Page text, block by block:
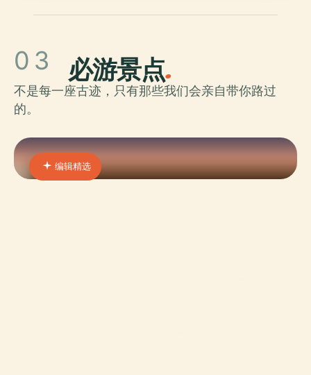
03 必游景点.
不是每一座古迹，只有那些我们会亲自带你路过
的。
编辑精选